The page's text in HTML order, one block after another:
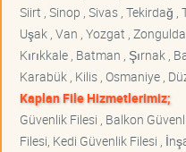
Siirt , Sinop , Sivas , Tekirdağ ,
Uşak , Van , Yozgat ,
Kırıkkale , Batman , Şırnak ,
Karabük , Kilis , Osmaniye ,
Kaplan File Hizmetlerimiz;
Güvenlik Filesi , Balkon
Filesi, Kedi Güvenlik Filesi ,